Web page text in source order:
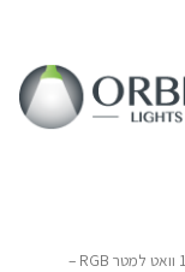
/ פס לד 14.4 וואט למטר RGB –